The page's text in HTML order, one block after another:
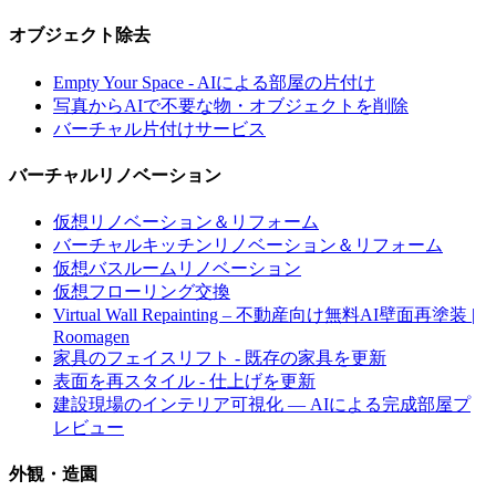
オブジェクト除去
Empty Your Space - AIによる部屋の片付け
写真からAIで不要な物・オブジェクトを削除
バーチャル片付けサービス
バーチャルリノベーション
仮想リノベーション＆リフォーム
バーチャルキッチンリノベーション＆リフォーム
仮想バスルームリノベーション
仮想フローリング交換
Virtual Wall Repainting – 不動産向け無料AI壁面再塗装 |
Roomagen
家具のフェイスリフト - 既存の家具を更新
表面を再スタイル - 仕上げを更新
建設現場のインテリア可視化 — AIによる完成部屋プ
レビュー
外観・造園